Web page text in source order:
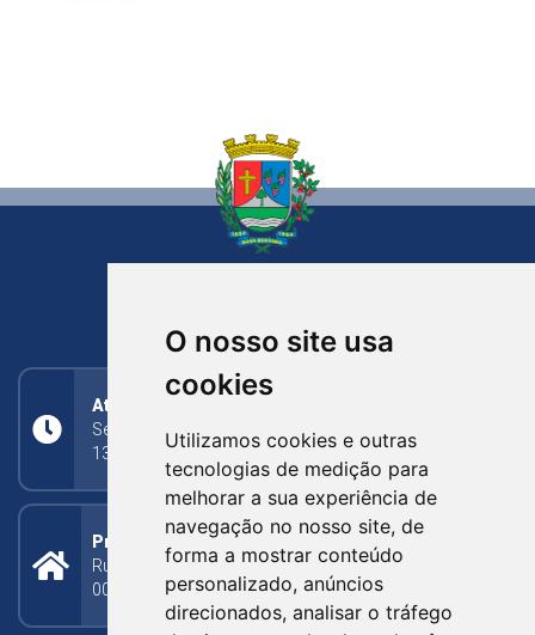
O nosso site usa
cookies
Utilizamos cookies e outras
tecnologias de medição para
melhorar a sua experiência de
navegação no nosso site, de
forma a mostrar conteúdo
personalizado, anúncios
direcionados, analisar o tráfego
Atendimento
Segunda a Sexta: 8h às 11h30min (manhã);
13h30min às 17h (tarde)
Prefeitura Municipal
Rua Silva Jardim, 505 - Bairro Centro - CEP: 95340-
000